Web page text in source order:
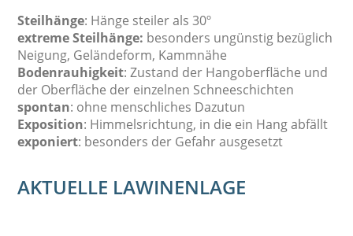
Steilhänge: Hänge steiler als 30º
extreme Steilhänge: besonders ungünstig bezüglich
Neigung, Geländeform, Kammnähe
Bodenrauhigkeit: Zustand der Hangoberfläche und
der Oberfläche der einzelnen Schneeschichten
spontan: ohne menschliches Dazutun
Exposition: Himmelsrichtung, in die ein Hang abfällt
exponiert: besonders der Gefahr ausgesetzt
AKTUELLE LAWINENLAGE